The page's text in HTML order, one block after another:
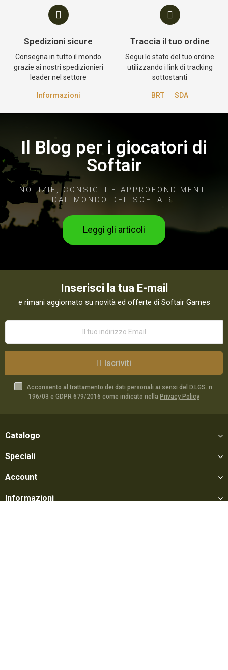
Spedizioni sicure
Consegna in tutto il mondo
grazie ai nostri spedizionieri
leader nel settore
Informazioni
Traccia il tuo ordine
Segui lo stato del tuo ordine
utilizzando i link di tracking
sottostanti
BRT SDA
Il Blog per i giocatori di
Softair
NOTIZIE, CONSIGLI E APPROFONDIMENTI
DAL MONDO DEL SOFTAIR.
Leggi gli articoli
Inserisci la tua E-mail
e rimani aggiornato su novità ed offerte di Softair Games
Iscriviti
Acconsento al trattamento dei dati personali ai sensi del D.LGS. n.
196/03 e GDPR 679/2016 come indicato nella Privacy Policy
Catalogo
Speciali
Account
Informazioni